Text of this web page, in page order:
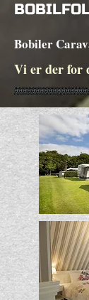
Bobiler
Vi er der for